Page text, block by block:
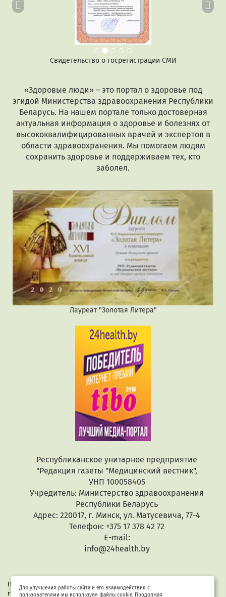
Свидетельство о госрегистрации СМИ
«Здоровые люди» – это портал о здоровье под
эгидой Министерства здравоохранения Республики
Беларусь. На нашем портале только достоверная
актуальная информация о здоровье и болезнях от
высококвалифицированных врачей и экспертов в
области здравоохранения. Мы помогаем людям
сохранить здоровье и поддерживаем тех, кто
заболел.
Лауреат "Золотая Литера"
Республиканское унитарное предприятие
"Редакция газеты "Медицинский вестник",
УНП 100058405
Учредитель: Министерство здравоохранения
Республики Беларусь
Адрес: 220017, г. Минск, ул. Матусевича, 77-4
Телефон: +375 17 378 42 72
E-mail:
info@24health.by
При копировании или цитировании текстов активная
гиперссылка обязательна. Все материалы защищены законом
Для улучшения работы сайта и его взаимодействия с
пользователями мы используем файлы cookie. Продолжая